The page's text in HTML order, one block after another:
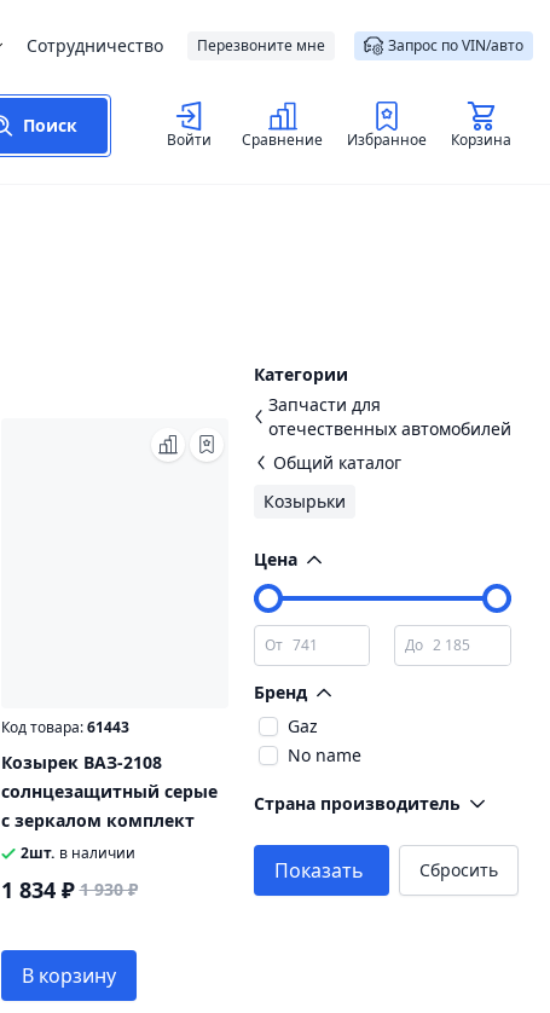
Сотрудничество Перезвоните мне Запрос по VIN/авто
Поиск
Войти Сравнение Избранное Корзина
Категории
Запчасти для
отечественных автомобилей
Общий каталог
Козырьки
Цена
От До
Бренд
Gaz
No name
Страна производитель
Показать Сбросить
Код товара:61443
Козырек ВАЗ-2108
солнцезащитный серые
с зеркалом комплект
2шт. в наличии
1 834 ₽ 1 930 ₽
В корзину